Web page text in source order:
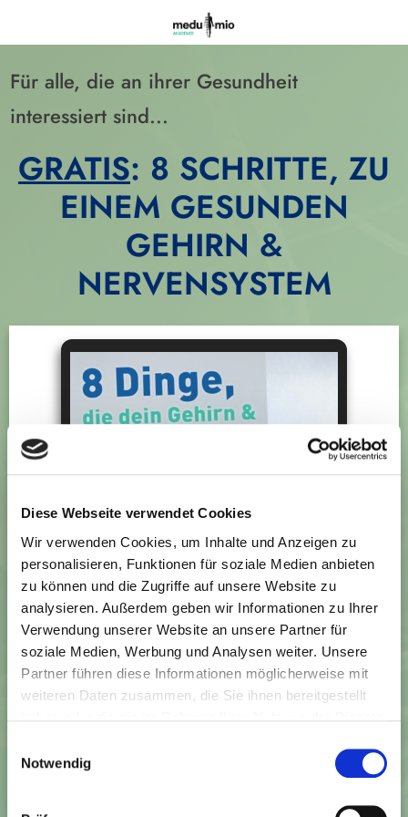
Diese Webseite verwendet Cookies
Wir verwenden Cookies, um Inhalte und Anzeigen zu
personalisieren, Funktionen für soziale Medien anbieten
zu können und die Zugriffe auf unsere Website zu
analysieren. Außerdem geben wir Informationen zu Ihrer
Verwendung unserer Website an unsere Partner für
soziale Medien, Werbung und Analysen weiter. Unsere
Partner führen diese Informationen möglicherweise mit
weiteren Daten zusammen, die Sie ihnen bereitgestellt
Einstellungen widerrufen oder ändern:
. Es befindet sich auch ein Link in der
Fußzeile zu den Einstellungen der Cookies um diese
Notwendig
Für alle, die an ihrer Gesundheit
interessiert sind...
GRATIS: 8 SCHRITTE, ZU
EINEM GESUNDEN
GEHIRN &
NERVENSYSTEM
In dem gratis 8 Schritte Aktionsplan
bekommst du: